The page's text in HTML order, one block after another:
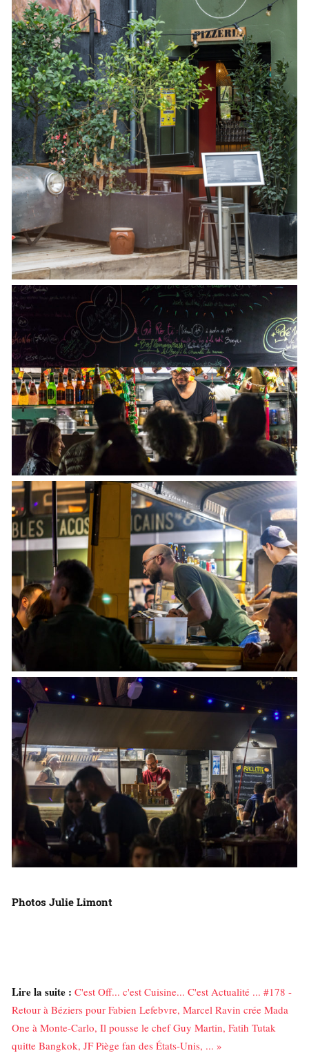
Photos Julie Limont
Lire la suite : C'est Off... c'est Cuisine... C'est Actualité ... #178 -
Retour à Béziers pour Fabien Lefebvre, Marcel Ravin crée Mada
One à Monte-Carlo, Il pousse le chef Guy Martin, Fatih Tutak
quitte Bangkok, JF Piège fan des États-Unis, ... »